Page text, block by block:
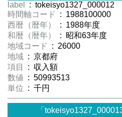
label
: tokeisyo1327_000012
時間軸コード
: 1988100000
西暦（暦年）
: 1988年度
和暦（暦年）
: 昭和63年度
地域コード
: 26000
地域 : 京都府
項目
: 収入額
数値 : 50993513
単位 : 千円
「